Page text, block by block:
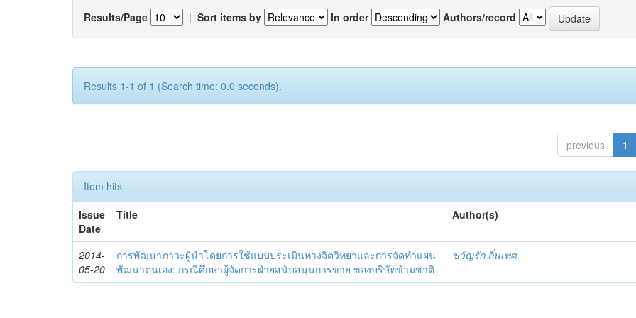
Results/Page | Sort items by In order Authors/record
Results 1-1 of 1 (Search time: 0.0 seconds).
previous 1
Item hits:
Issue
Date
Title Author(s)
2014-
05-20
การพัฒนาภาวะผู้นำโดยการใช้แบบประเมินทางจิตวิทยาและการจัดทำแผน
พัฒนาตนเอง: กรณีศึกษาผู้จัดการฝ่ายสนับสนุนการขาย ของบริษัทข้ามชาติ
ขวัญรัก ถิ่นเทศ